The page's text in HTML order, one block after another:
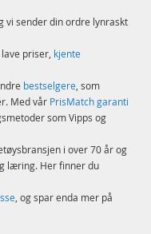
vi sender din ordre lynraskt
priser, kjente
bestselgere, som
Med vår PrisMatch garanti
som Vipps og
i over 70 år og
læring. Her finner du
, og spar enda mer på